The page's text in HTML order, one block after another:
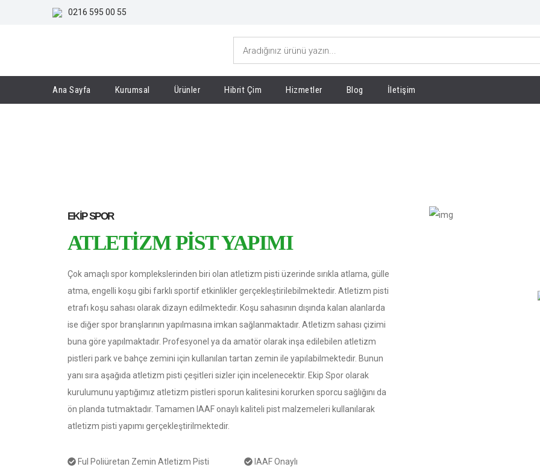
0216 595 00 55
Ana Sayfa Kurumsal Ürünler Hibrit Çim Hizmetler Blog İletişim
EKIP SPOR
ATLETIZM PIST YAPIMI
Çok amaçlı spor komplekslerinden biri olan atletizm pisti üzerinde sırıkla atlama, gülle
atma, engelli koşu gibi farklı sportif etkinlikler gerçekleştirilebilmektedir. Atletizm pisti
etrafı koşu sahası olarak dizayn edilmektedir. Koşu sahasının dışında kalan alanlarda
ise diğer spor branşlarının yapılmasına imkan sağlanmaktadır. Atletizm sahası çizimi
buna göre yapılmaktadır. Profesyonel ya da amatör olarak inşa edilebilen atletizm
pistleri park ve bahçe zemini için kullanılan tartan zemin ile yapılabilmektedir. Bunun
yanı sıra aşağıda atletizm pisti çeşitleri sizler için incelenecektir. Ekip Spor olarak
kurulumunu yaptığımız atletizm pistleri sporun kalitesini korurken sporcu sağlığını da
ön planda tutmaktadır. Tamamen IAAF onaylı kaliteli pist malzemeleri kullanılarak
atletizm pisti yapımı gerçekleştirilmektedir.
Ful Poliüretan Zemin Atletizm Pisti
IAAF Onaylı